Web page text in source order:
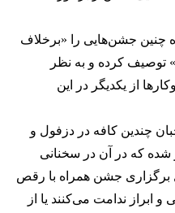
چنین جشن‌هایی را «برخلاف
توصیف کرده و به نظر
از یکدیگر در این
چندین کافه در دزفول و
که در آن در سخنانی
برگزاری جشن همراه با رقص
ابراز ندامت می‌کنند یا از